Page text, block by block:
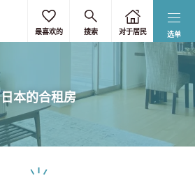
选单
最喜欢的 搜索 对于居民
日本的合租房